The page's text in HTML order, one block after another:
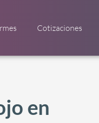
Cotizaciones
en